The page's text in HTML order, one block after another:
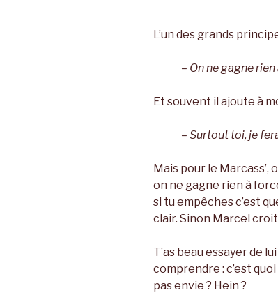
L’un des grands
– On ne gagne
Et souvent il ajoute à
– Surtout toi, je
Mais pour le Marcass’,
on ne gagne rien à
si tu empêches c’est
clair. Sinon Marcel croit
T’as beau essayer de
comprendre : c’est quoi
pas envie ? Hein ?